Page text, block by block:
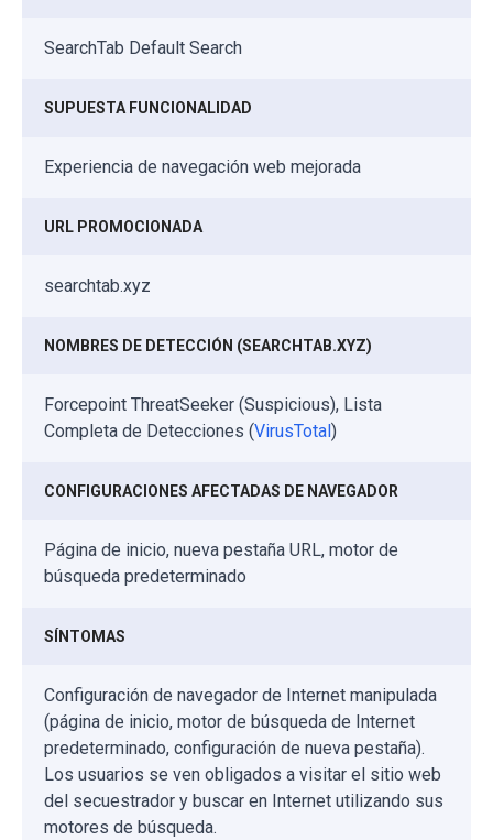
SearchTab Default Search
SUPUESTA FUNCIONALIDAD
Experiencia de navegación web mejorada
URL PROMOCIONADA
searchtab.xyz
NOMBRES DE DETECCIÓN (SEARCHTAB.XYZ)
Forcepoint ThreatSeeker (Suspicious), Lista
Completa de Detecciones (VirusTotal )
CONFIGURACIONES AFECTADAS DE NAVEGADOR
Página de inicio, nueva pestaña URL, motor de
búsqueda predeterminado
SÍNTOMAS
Configuración de navegador de Internet manipulada
(página de inicio, motor de búsqueda de Internet
predeterminado, configuración de nueva pestaña).
Los usuarios se ven obligados a visitar el sitio web
del secuestrador y buscar en Internet utilizando sus
motores de búsqueda.